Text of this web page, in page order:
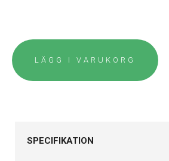
LÄGG I VARUKORG
SPECIFIKATION